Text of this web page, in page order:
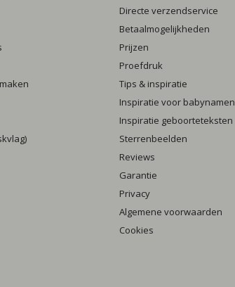
Directe verzendservice
Betaalmogelijkheden
Prijzen
Proefdruk
Tips & inspiratie
Inspiratie voor babynamen
Inspiratie geboorteteksten
Sterrenbeelden
Reviews
Garantie
Privacy
Algemene voorwaarden
Cookies